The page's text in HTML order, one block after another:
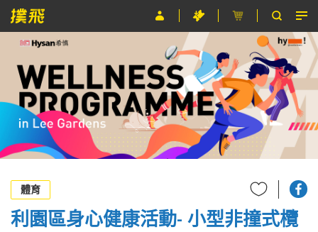
主辦單位
關於撲飛
條款及細則
EN
體育
利園區身心健康活動- 小型非撞式欖